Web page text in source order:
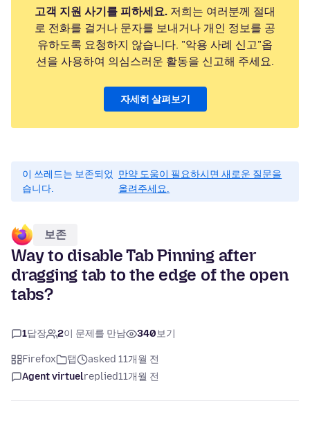
고객 지원 사기를 피하세요. 저희는 여러분께 절대
로 전화를 걸거나 문자를 보내거나 개인 정보를 공
유하도록 요청하지 않습니다. "악용 사례 신고"옵
션을 사용하여 의심스러운 활동을 신고해 주세요.
자세히 살펴보기
이 쓰레드는 보존되었
습니다.
만약 도움이 필요하시면 새로운 질문을
올려주세요.
보존
Way to disable Tab Pinning after
dragging tab to the edge of the open
tabs?
1답장 2이 문제를 만남 340보기
Firefox 탭
asked 11개월 전
Agent virtuelreplied11개월 전